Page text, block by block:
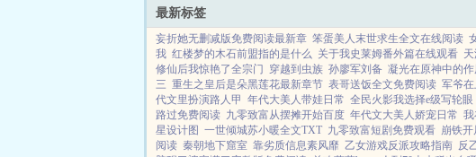
最新标签
妄折她无删减版免费阅读最新章 笨蛋美人末世求生全文在线阅读
我 红楼梦的木石前盟指的是什么 关于我史莱姆番外篇在线观看
修仙后我惊艳了全宗门
穿越到虫族 孙廖军刘备 凝光在原神中的作
三 重生之皇后是朵黑莲花最新章节 表哥送饭全文免费阅读 军爷
代文里扮演路人甲 年代大美人带娃日常 全民火影我选择e级写轮眼
路过免费阅读 九零致富从摆摊开始百度 年代文大美人娇宠日常
星设计图 一世倾城苏小暖全文TXT 九零致富短剧免费观看 崩铁
阅读 秦朝地下窟室 靠劣质信息素风靡 乙女游戏反派攻略指南 反